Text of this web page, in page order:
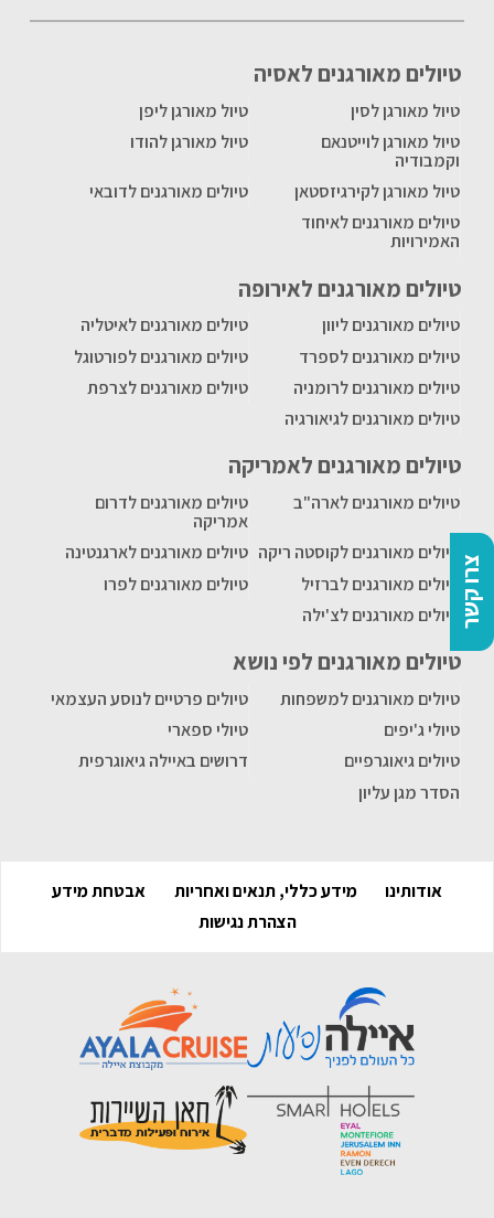
צרו קשר
טיולים מאורגנים לאסיה
טיול מאורגן לסין
טיול מאורגן ליפן
טיול מאורגן לוייטנאם
וקמבודיה
טיול מאורגן להודו
טיול מאורגן לקירגיזסטאן
טיולים מאורגנים לדובאי
טיולים מאורגנים לאיחוד
האמירויות
טיולים מאורגנים לאירופה
טיולים מאורגנים ליוון
טיולים מאורגנים לאיטליה
טיולים מאורגנים לספרד
טיולים מאורגנים לפורטוגל
טיולים מאורגנים לרומניה
טיולים מאורגנים לצרפת
טיולים מאורגנים לגיאורגיה
טיולים מאורגנים לאמריקה
טיולים מאורגנים לארה"ב
טיולים מאורגנים לדרום
אמריקה
טיולים מאורגנים לקוסטה ריקה טיולים מאורגנים לארגנטינה
טיולים מאורגנים לברזיל
טיולים מאורגנים לפרו
טיולים מאורגנים לצ'ילה
טיולים מאורגנים לפי נושא
טיולים מאורגנים למשפחות
טיולים פרטיים לנוסע העצמאי
טיולי ג'יפים
טיולי ספארי
טיולים גיאוגרפיים
דרושים באיילה גיאוגרפית
הסדר מגן עליון
אודותינו מידע כללי, תנאים ואחריות
אבטחת מידע
הצהרת נגישות